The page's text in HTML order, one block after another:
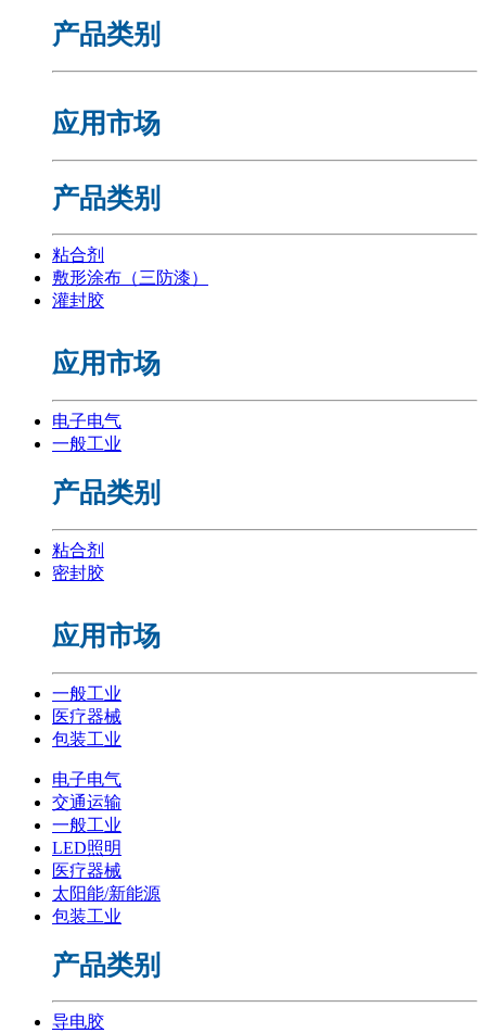
产品类别
应用市场
产品类别
粘合剂
敷形涂布（三防漆）
灌封胶
应用市场
电子电气
一般工业
产品类别
粘合剂
密封胶
应用市场
一般工业
医疗器械
包装工业
电子电气
交通运输
一般工业
LED照明
医疗器械
太阳能/新能源
包装工业
产品类别
导电胶